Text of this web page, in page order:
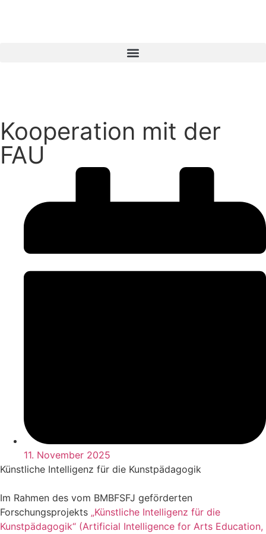
Kooperation mit der
FAU
11. November 2025
Künstliche Intelligenz für die Kunstpädagogik
Im Rahmen des vom BMBFSFJ geförderten
Forschungsprojekts „Künstliche Intelligenz für die
Kunstpädagogik“ (Artificial Intelligence for Arts Education,